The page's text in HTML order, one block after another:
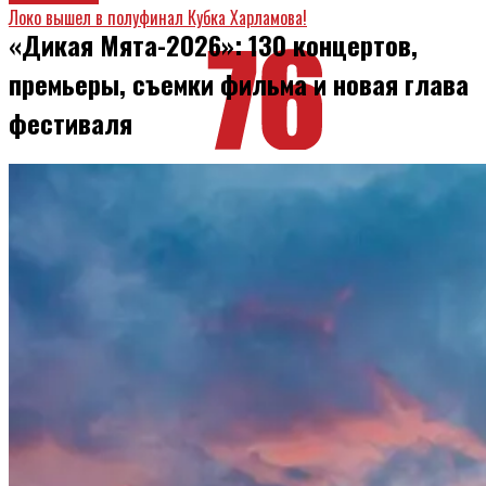
Локо вышел в полуфинал Кубка Харламова!
«Дикая Мята-2026»: 130 концертов,
премьеры, съемки фильма и новая глава
фестиваля